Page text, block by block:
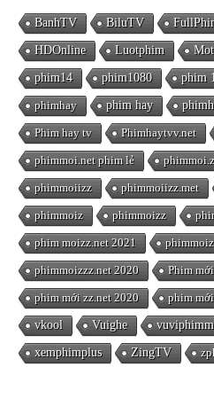
BanhTV BiluTV
HDOnline Luotphim
phim14 phim1080 phim
phimhay phim hay
Phim hay tv Phimhaytvv.net
phimmoi.net phim lẻ
phimmoiizz phimmoiizz.met
phimmoiz phimmoizz
phim moizz.net 2021
phimmoizzz.net 2020 Phim mới
phim mới zz.net 2020 phim
vkool Vuighe
xemphimplus ZingTV